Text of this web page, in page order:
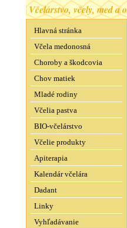
Včelárstvo, včely, med a
Hlavná stránka
Včela medonosná
Choroby a škodcovia
Chov matiek
Mladé rodiny
Včelia pastva
BIO-včelárstvo
Včelie produkty
Apiterapia
Kalendár včelára
Dadant
Linky
Vyhľadávanie